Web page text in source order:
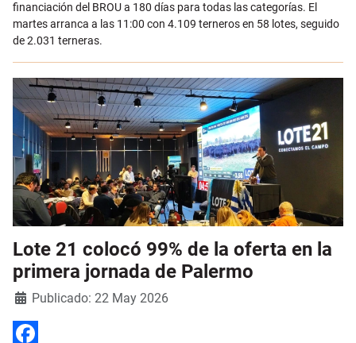
financiación del BROU a 180 días para todas las categorías. El
martes arranca a las 11:00 con 4.109 terneros en 58 lotes, seguido
de 2.031 terneras.
Lote 21 colocó 99% de la oferta en la
primera jornada de Palermo
Detalles
Publicado: 22 May 2026